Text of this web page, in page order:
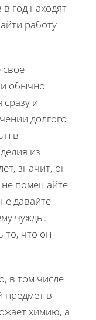
год находят
работу
обычно
и
долгого
в
из
значит, он
не помешайте
давайте
чужды.
то, что он
в том числе
предмет в
химию, а